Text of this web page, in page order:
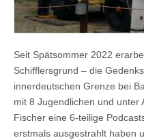
Seit Spätsommer 2022
Schifflersgrund – die
innerdeutschen Grenze bei
mit 8 Jugendlichen und unter
Fischer eine 6-teilige
erstmals ausgestrahlt haben